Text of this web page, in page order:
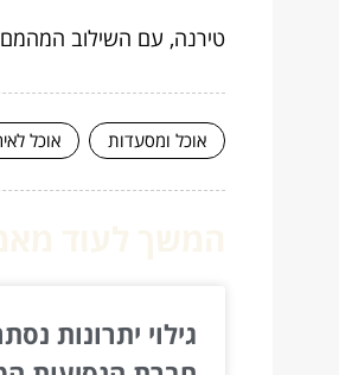
טירנה, עם השילוב המהמם
אוכל ומסעדות אוכל
גילוי יתרונות